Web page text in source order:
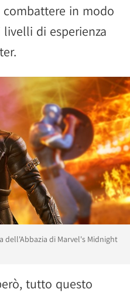
in modo
di esperienza
dell'Abbazia di Marvel's Midnight
tutto questo